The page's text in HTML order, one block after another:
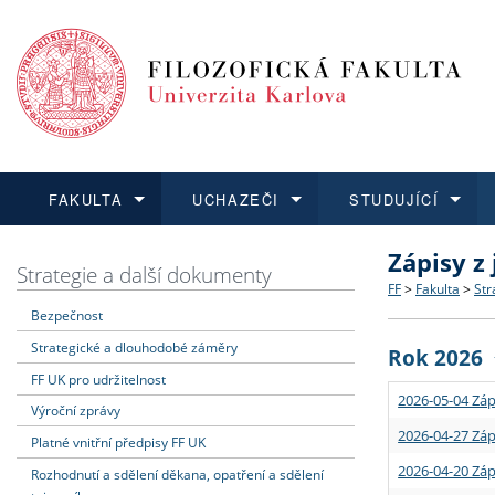
FAKULTA
Dozvědět se více
Struktura
Strategie
Podpora
UCHAZEČI
Podat přihlášku
Co
Učitelské
STUDUJÍCÍ
Dozvědět se více
Rigorózní
Dozvědět se více
O vědě a
Granty a
Dozvědět se více
Aktuální
Strategie a další dokumenty
Bezpečnost
Strategické a dlouhodobé záměry
FF UK pro udržitelnost
Výroční zprávy
Platné vnitřní předpisy FF UK
Rozhodnutí a sdělení děkana, opatření a sdělení
Zápisy
FF > Fakulta >
Rok 2026
2026-05-04
2026-04-27
2026-04-20